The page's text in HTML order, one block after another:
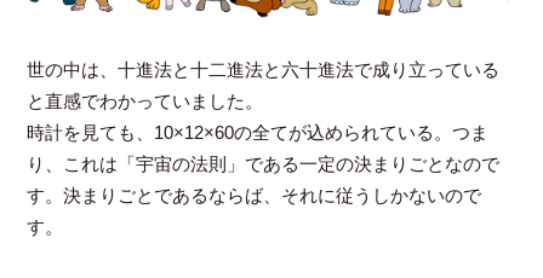
世の中は、十進法と十二進法と六十進法で成り立っている
と直感でわかっていました。
時計を見ても、10×12×60の全てが込められている。つま
り、これは「宇宙の法則」である一定の決まりごとなので
す。決まりごとであるならば、それに従うしかないので
す。